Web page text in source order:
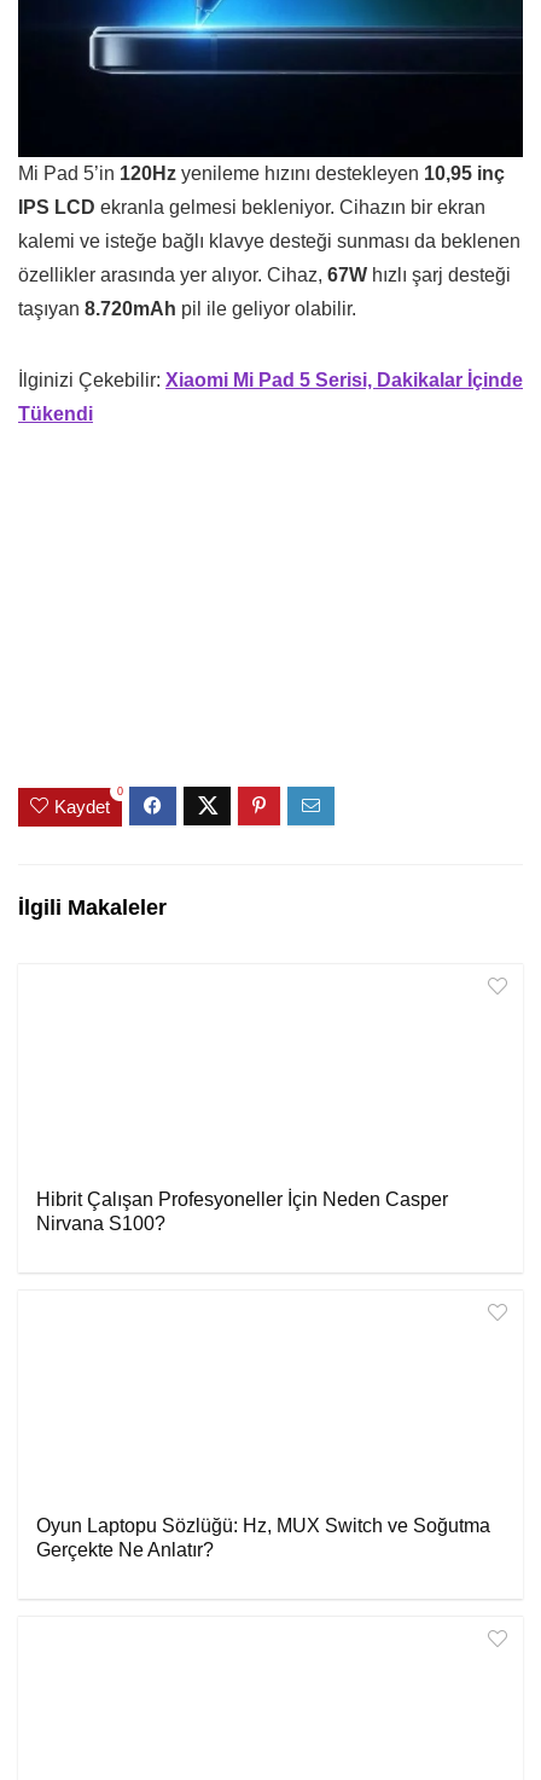
Mi Pad 5’in 120Hz yenileme hızını destekleyen 10,95 inç
IPS LCD ekranla gelmesi bekleniyor. Cihazın bir ekran
kalemi ve isteğe bağlı klavye desteği sunması da beklenen
özellikler arasında yer alıyor. Cihaz, 67W hızlı şarj desteği
taşıyan 8.720mAh pil ile geliyor olabilir.
İlginizi Çekebilir: Xiaomi Mi Pad 5 Serisi, Dakikalar İçinde
Tükendi
Kaydet
0
İlgili Makaleler
Hibrit Çalışan Profesyoneller İçin Neden Casper
Nirvana S100?
Oyun Laptopu Sözlüğü: Hz, MUX Switch ve Soğutma
Gerçekte Ne Anlatır?